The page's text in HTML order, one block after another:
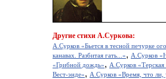
Другие стихи А.Суркова:
А.Сурков «Бьется в тесной печурке
канавах. Разбитая гать...», А.Сурков
«Грибной дождь», А.Сурков
Вест-энде», А.Сурков «Время, что ли,